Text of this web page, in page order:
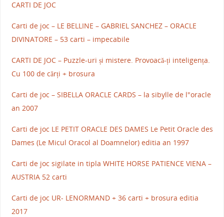
CARTI DE JOC
Carti de joc – LE BELLINE – GABRIEL SANCHEZ – ORACLE
DIVINATORE – 53 carti – impecabile
CARTI DE JOC – Puzzle-uri și mistere. Provoacă-ți inteligența.
Cu 100 de cărți + brosura
Carti de joc – SIBELLA ORACLE CARDS – la sibylle de l"oracle
an 2007
Carti de joc LE PETIT ORACLE DES DAMES Le Petit Oracle des
Dames (Le Micul Oracol al Doamnelor) editia an 1997
Carti de joc sigilate in tipla WHITE HORSE PATIENCE VIENA –
AUSTRIA 52 carti
Carti de joc UR- LENORMAND + 36 carti + brosura editia
2017